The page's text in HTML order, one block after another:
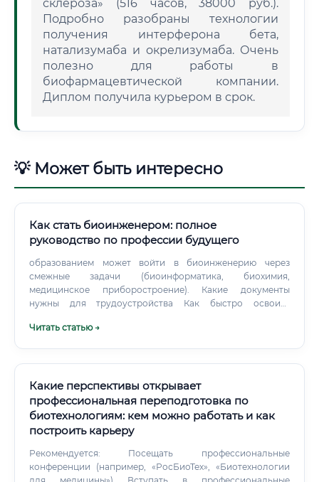
склероза» (516 часов, 38000 руб.).
Подробно разобраны технологии
получения интерферона бета,
натализумаба и окрелизумаба. Очень
полезно для работы в
биофармацевтической компании.
Диплом получила курьером в срок.
💡 Может быть интересно
Как стать биоинженером: полное
руководство по профессии будущего
образованием может войти в биоинженерию через
смежные задачи (биоинформатика, биохимия,
медицинское приборостроение). Какие документы
нужны для трудоустройства Как быстро освоить
которую можно освоить за месяц.
Читать статью →
Какие перспективы открывает
профессиональная переподготовка по
биотехнологиям: кем можно работать и как
построить карьеру
Рекомендуется: Посещать профессиональные
конференции (например, «РосБиоТех», «Биотехнологии